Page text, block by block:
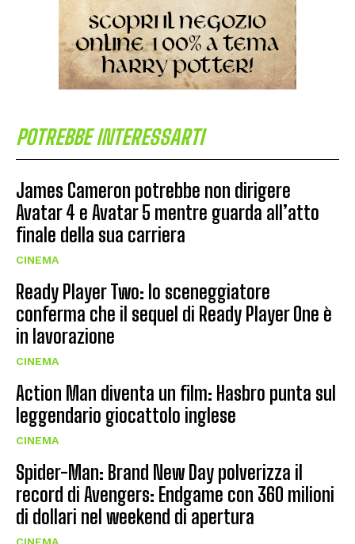
POTREBBE INTERESSARTI
James Cameron potrebbe non dirigere
Avatar 4 e Avatar 5 mentre guarda all’atto
finale della sua carriera
CINEMA
Ready Player Two: lo sceneggiatore
conferma che il sequel di Ready Player One è
in lavorazione
CINEMA
Action Man diventa un film: Hasbro punta sul
leggendario giocattolo inglese
CINEMA
Spider-Man: Brand New Day polverizza il
record di Avengers: Endgame con 360 milioni
di dollari nel weekend di apertura